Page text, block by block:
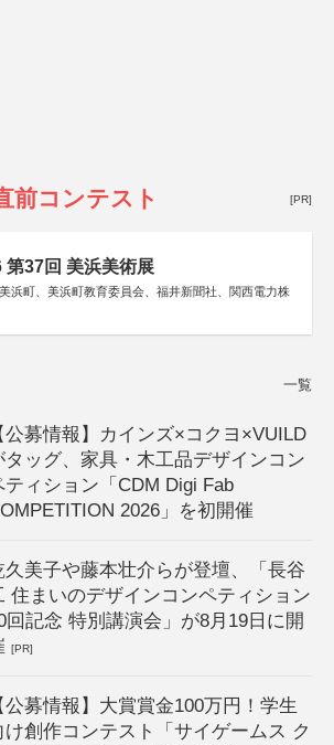
前コンテスト [PR]
第37回 美浜美術展
浜町、美浜町教育委員会、福井新聞社、関西電力株
一覧
公募情報】カインズ×コクヨ×VUILD
タッグ、家具・木工品デザインコン
ティション「CDM Digi Fab
2026」を初開催
久美子や藤本壮介らが登壇、「長谷
住まいのデザインコンペティション
回記念 特別講演会」が8月19日に開
[PR]
公募情報】大賞賞金100万円！学生
け創作コンテスト「サイゲームス ク